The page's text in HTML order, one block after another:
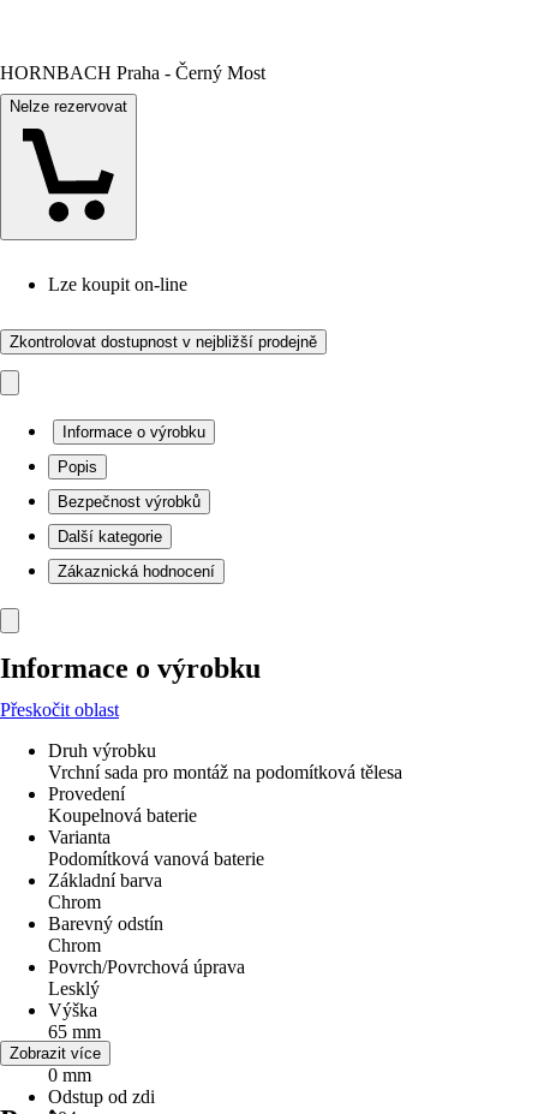
HORNBACH Praha - Černý Most
Nelze rezervovat
Lze koupit on-line
Zkontrolovat dostupnost v nejbližší prodejně
Informace o výrobku
Popis
Bezpečnost výrobků
Další kategorie
Zákaznická hodnocení
Informace o výrobku
Přeskočit oblast
Druh výrobku
Vrchní sada pro montáž na podomítková tělesa
Provedení
Koupelnová baterie
Varianta
Podomítková vanová baterie
Základní barva
Chrom
Barevný odstín
Chrom
Povrch/Povrchová úprava
Lesklý
Výška
65 mm
Šířka
0 mm
Odstup od zdi
Zobrazit více